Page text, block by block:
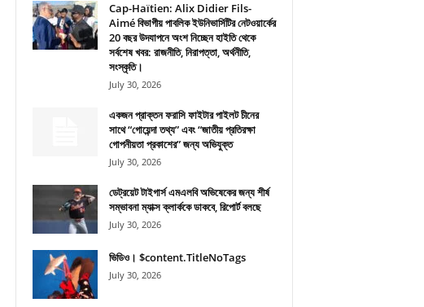
Cap-Haïtien: Alix Didier Fils-
Aimé বিভাগীয় পাবলিক ইউনিভার্সিটির নেটওয়ার্কের
20 বছর উদযাপনে অংশ নিচ্ছেন হাইতি থেকে
সর্বশেষ খবর: রাজনীতি, নিরাপত্তা, অর্থনীতি,
সংস্কৃতি।
July 30, 2026
একজন প্রাক্তন ফরাসি ফাইটার পাইলট চীনের
সাথে “গোয়েন্দা তথ্য” এবং “জাতীয় প্রতিরক্ষা
গোপনীয়তা প্রকাশের” জন্য অভিযুক্ত
July 30, 2026
ডেট্রয়েট টাইগার্স এমএলবি অভিষেকের জন্য শীর্ষ
সম্ভাবনা ম্যাক্স ক্লার্ককে ডাকবে, রিপোর্ট বলছে
July 30, 2026
ভিডিও। $content.TitleNoTags
July 30, 2026